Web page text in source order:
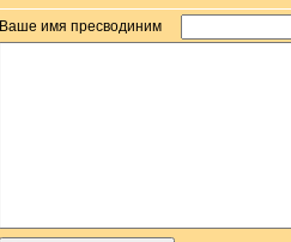
Ваше имя пресводиним